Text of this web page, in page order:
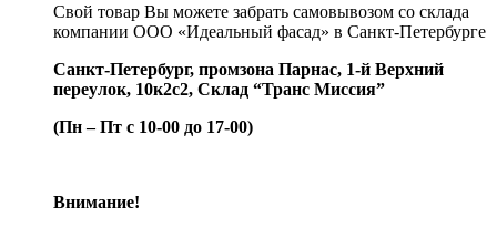
Свой товар Вы можете забрать самовывозом со склада
компании ООО «Идеальный фасад» в Санкт-Петербурге
Санкт-Петербург, промзона Парнас, 1-й Верхний
переулок, 10к2с2, Склад “Транс Миссия”
(Пн – Пт с 10-00 до 17-00)
Внимание!